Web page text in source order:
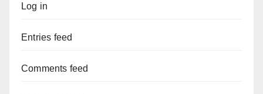
Log in
Entries feed
Comments feed